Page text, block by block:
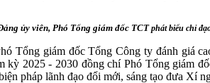
ủy viên, Phó Tổng giám đốc TCTphát biểu chỉ
giám đốc Tổng Công ty đánh giá
2025 - 2030 đồng chí Phó Tổng giám
pháp lãnh đạo đổi mới, sáng tạo đưa Xí